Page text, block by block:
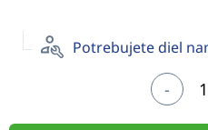
Potrebujete diel
-